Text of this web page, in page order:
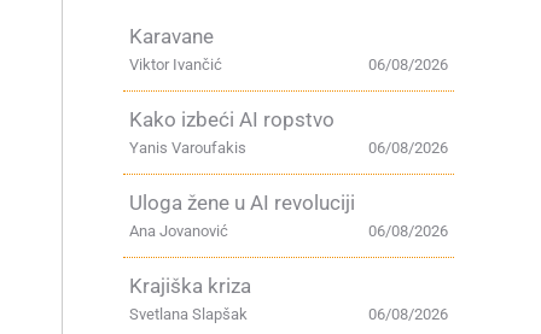
Karavane
06/08/2026
Viktor Ivančić
Kako izbeći AI ropstvo
06/08/2026
Yanis Varoufakis
Uloga žene u AI revoluciji
06/08/2026
Ana Jovanović
Krajiška kriza
06/08/2026
Svetlana Slapšak